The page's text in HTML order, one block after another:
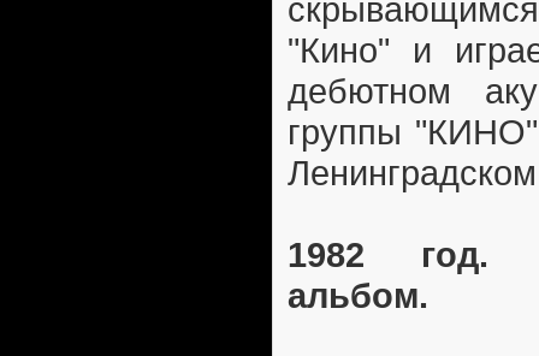
"Кино" и
дебютном
группы
1982 год.
альбом.